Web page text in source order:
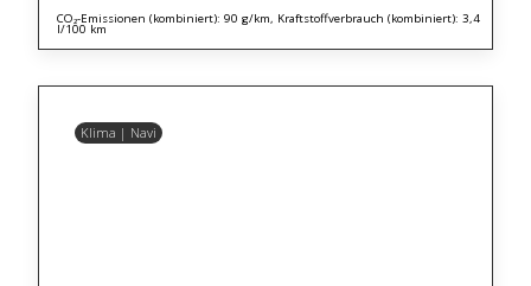
CO₂-Emissionen (kombiniert): 90 g/km, Kraftstoffverbrauch (kombiniert): 3,4
l/100 km
Klima | Navi